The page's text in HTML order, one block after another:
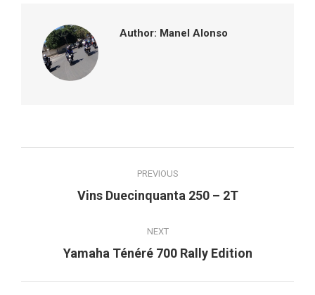
Author: Manel Alonso
navigation
PREVIOUS
Previous
Vins Duecinquanta 250 – 2T
NEXT
Next
Yamaha Ténéré 700 Rally Edition